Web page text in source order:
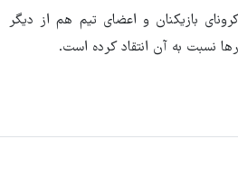
بازیکنان و اعضای تیم هم از دیگر
نسبت به آن انتقاد کرده است.